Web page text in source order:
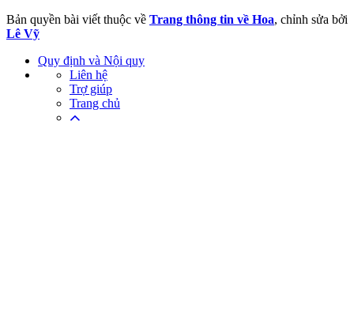
Bản quyền bài viết thuộc về Trang thông tin về Hoa, chỉnh sửa bởi
Lê Vỹ
Quy định và Nội quy
Liên hệ
Trợ giúp
Trang chủ